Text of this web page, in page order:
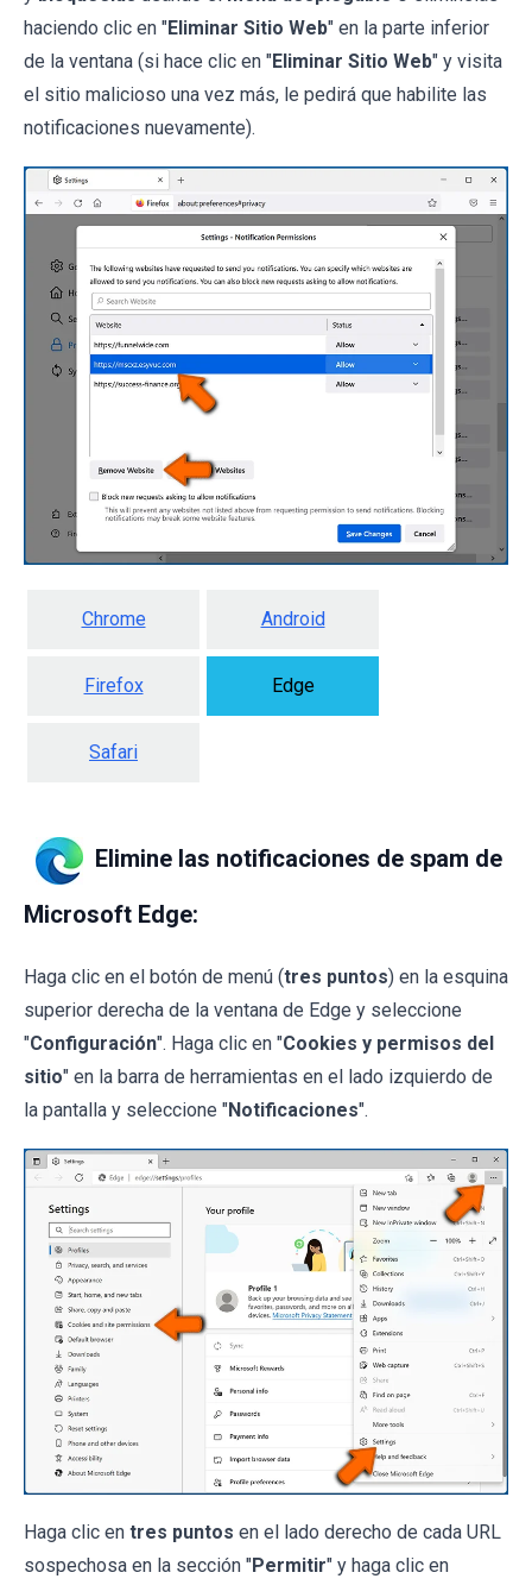
haciendo clic en "Eliminar Sitio Web" en la parte inferior
de la ventana (si hace clic en "Eliminar Sitio Web" y visita
el sitio malicioso una vez más, le pedirá que habilite las
notificaciones nuevamente).
Chrome Android
Firefox Edge
Safari
Elimine las notificaciones de spam de
Microsoft Edge:
Haga clic en el botón de menú (tres puntos) en la esquina
superior derecha de la ventana de Edge y seleccione
"Configuración". Haga clic en "Cookies y permisos del
sitio" en la barra de herramientas en el lado izquierdo de
la pantalla y seleccione "Notificaciones".
Haga clic en tres puntos en el lado derecho de cada URL
sospechosa en la sección "Permitir" y haga clic en